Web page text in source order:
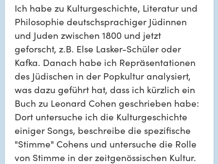
Ich habe zu Kulturgeschichte, Literatur und
Philosophie deutschsprachiger Jüdinnen
und Juden zwischen 1800 und jetzt
geforscht, z.B. Else Lasker-Schüler oder
Kafka. Danach habe ich Repräsentationen
des Jüdischen in der Popkultur analysiert,
was dazu geführt hat, dass ich kürzlich ein
Buch zu Leonard Cohen geschrieben habe:
Dort untersuche ich die Kulturgeschichte
einiger Songs, beschreibe die spezifische
"Stimme" Cohens und untersuche die Rolle
von Stimme in der zeitgenössischen Kultur.